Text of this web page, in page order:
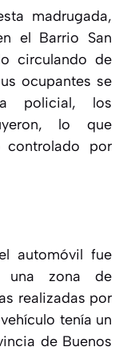
madrugada,
el Barrio San
circulando de
ocupantes se
policial, los
lo que
controlado por
automóvil fue
una zona de
realizadas por
tenía un
de Buenos